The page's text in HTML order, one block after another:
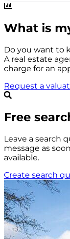
What is
Do you want to
A real estate
charge for an
Request a
Free
Leave a search
message as
available.
Create search